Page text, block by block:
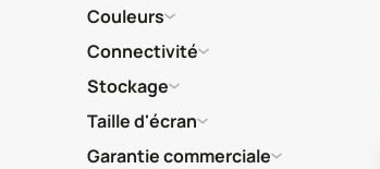
Couleurs
Connectivité
Stockage
Taille d'écran
Garantie commerciale